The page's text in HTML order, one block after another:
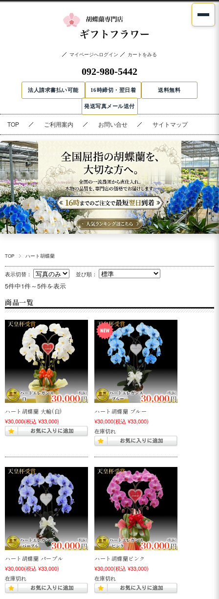
マイページへログイン カートをみる
092-980-5442
法人請求書払い可能 16時締切・翌日着 送料無料
発送写真メール送付
TOP ご利用案内 お問い合せ サイトマップ
TOP ハート胡蝶蘭
表示切替： 並び順：
5件中1件～5件を表示
商品一覧
ハート胡蝶蘭 大輪(白)
¥30,000(税込 ¥33,000)
ハート胡蝶蘭 ブルー
¥30,000(税込 ¥33,000)
在庫切れ
ハート胡蝶蘭 パープル
¥30,000(税込 ¥33,000)
在庫切れ
ハート胡蝶蘭ピンク
¥30,000(税込 ¥33,000)
在庫切れ